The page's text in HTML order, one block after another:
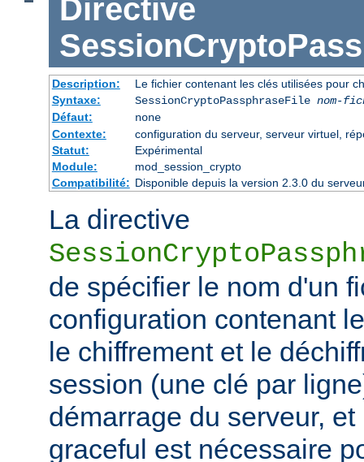
Directive
Description:
Le fichier contenant les clés utilisées pour
Syntaxe:
SessionCryptoPassphraseFile nom-
Défaut:
none
Contexte:
configuration du serveur, serveur virtuel,
Statut:
Expérimental
Module:
mod_session_crypto
Compatibilité: Disponible depuis la version 2.3.0 du
La directive
de spécifier le nom d'un
configuration contenant
le chiffrement et le
session (une clé par
démarrage du serveur,
graceful est nécessaire